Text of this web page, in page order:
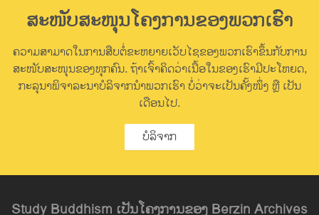
ສະໜັບສະໜຸນໂຄງການຂອງພວກເຮົາ
ຄວາມສາມາດໃນການສືບຕໍ່ຂະຫຍາຍເວັບໄຊຂອງພວກເຮົາຂຶ້ນກັບການ
ສະໜັບສະໜຸນຂອງທຸກຄົນ. ຖ້າເຈົ້າຄິດວ່າເນື້ອໃນຂອງເຮົາມີປະໂຫຍດ,
ກະລຸນາພິຈາລະນາບໍລິຈາກນຳພວກເຮົາ ບໍ່ວ່າຈະເປັນຄັ້ງໜຶ່ງ ຫຼື ເປັນ
ເດືອນໄປ.
ບໍລິຈາກ
Study Buddhism ເປັນໂຄງການຂອງ Berzin Archives